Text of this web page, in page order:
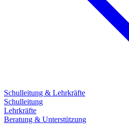
Schulleitung & Lehrkräfte
Schulleitung
Lehrkräfte
Beratung & Unterstützung